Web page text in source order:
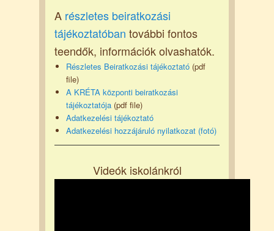
A részletes beiratkozási
tájékoztatóban további fontos
teendők, információk olvashatók.
Részletes Beiratkozási tájékoztató (pdf
file)
A KRÉTA központi beiratkozási
tájékoztatója (pdf file)
Adatkezelési tájékoztató
Adatkezelési hozzájáruló nyilatkozat (fotó)
Videók iskolánkról